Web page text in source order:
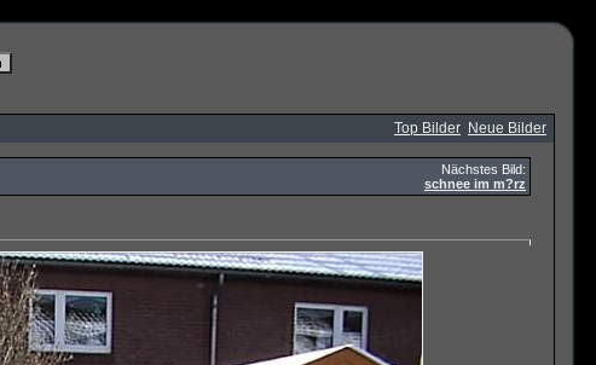
Top Bilder Neue Bilder
Nächstes Bild:
schnee im m?rz